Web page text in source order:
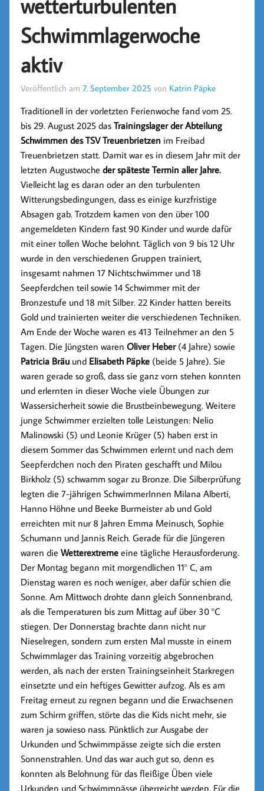
wetterturbulenten
Schwimmlagerwoche
aktiv
Veröffentlich am7. September 2025 von Katrin Päpke
Traditionell in der vorletzten Ferienwoche fand vom 25.
bis 29. August 2025 dasTrainingslager der Abteilung
Schwimmen des TSV Treuenbrietzen im Freibad
Treuenbrietzen statt. Damit war es in diesem Jahr mit der
letzten Augustwocheder späteste Termin aller Jahre.
Vielleicht lag es daran oder an den turbulenten
Witterungsbedingungen, dass es einige kurzfristige
Absagen gab. Trotzdem kamen von den über 100
angemeldeten Kindern fast 90 Kinder und wurde dafür
mit einer tollen Woche belohnt. Täglich von 9 bis 12 Uhr
wurde in den verschiedenen Gruppen trainiert,
insgesamt nahmen 17 Nichtschwimmer und 18
Seepferdchen teil sowie 14 Schwimmer mit der
Bronzestufe und 18 mit Silber. 22 Kinder hatten bereits
Gold und trainierten weiter die verschiedenen Techniken.
Am Ende der Woche waren es 413 Teilnehmer an den 5
Tagen. Die Jüngsten waren Oliver Heber(4 Jahre) sowie
Patricia Bräu und Elisabeth Päpke (beide 5 Jahre). Sie
waren gerade so groß, dass sie ganz vorn stehen konnten
und erlernten in dieser Woche viele Übungen zur
Wassersicherheit sowie die Brustbeinbewegung. Weitere
junge Schwimmer erzielten tolle Leistungen: Nelio
Malinowski (5) und Leonie Krüger (5) haben erst in
diesem Sommer das Schwimmen erlernt und nach dem
Seepferdchen noch den Piraten geschafft und Milou
Birkholz (5) schwamm sogar zu Bronze. Die Silberprüfung
legten die 7-jährigen SchwimmerInnen Milana Alberti,
Hanno Höhne und Beeke Burmeister ab und Gold
erreichten mit nur 8 Jahren Emma Meinusch, Sophie
Schumann und Jannis Reich. Gerade für die Jüngeren
waren dieWetterextreme eine tägliche Herausforderung.
Der Montag begann mit morgendlichen 11° C, am
Dienstag waren es noch weniger, aber dafür schien die
Sonne. Am Mittwoch drohte dann gleich Sonnenbrand,
als die Temperaturen bis zum Mittag auf über 30 °C
stiegen. Der Donnerstag brachte dann nicht nur
Nieselregen, sondern zum ersten Mal musste in einem
Schwimmlager das Training vorzeitig abgebrochen
werden, als nach der ersten Trainingseinheit Starkregen
einsetzte und ein heftiges Gewitter aufzog. Als es am
Freitag erneut zu regnen begann und die Erwachsenen
zum Schirm griffen, störte das die Kids nicht mehr, sie
waren ja sowieso nass. Pünktlich zur Ausgabe der
Urkunden und Schwimmpässe zeigte sich die ersten
Sonnenstrahlen. Und das war auch gut so, denn es
konnten als Belohnung für das fleißige Üben viele
Urkunden und Schwimmpässe überreicht werden. Für die